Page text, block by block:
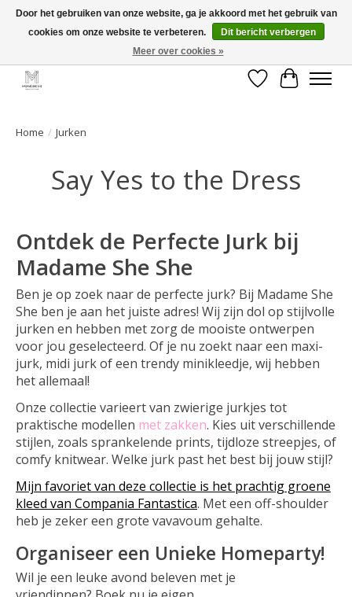
GRATIS verzending vanaf €50 voor BE - €75 voor NL - After pay mogelijk!
Verlanglijst
Home / Jurken
Say Yes to the Dress
Ontdek de Perfecte Jurk bij
Madame She She
Ben je op zoek naar de perfecte jurk? Bij Madame She
She ben je aan het juiste adres! Wij zijn dol op stijlvolle
jurken en hebben met zorg de mooiste ontwerpen
voor jou geselecteerd. Of je nu zoekt naar een maxi-
jurk, midi jurk of een trendy minikleedje, wij hebben
het allemaal!
Onze collectie varieert van zwierige jurkjes tot
praktische modellen met zakken. Kies uit verschillende
stijlen, zoals sprankelende prints, tijdloze streepjes, of
comfy knitwear. Welke jurk past het best bij jouw stijl?
Mijn favoriet van deze collectie is het prachtig groene
kleed van Compania Fantastica. Met een off-shoulder
heb je zeker een grote vavavoum gehalte.
Organiseer een Unieke Homeparty!
Wil je een leuke avond beleven met je
Door het gebruiken van onze website, ga je akkoord met het gebruik van
cookies om onze website te verbeteren.
Dit bericht verbergen
Meer over cookies »